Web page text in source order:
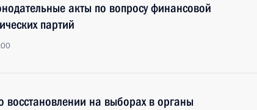
акты по вопросу финансовой
партий
восстановлении на выборах в органы